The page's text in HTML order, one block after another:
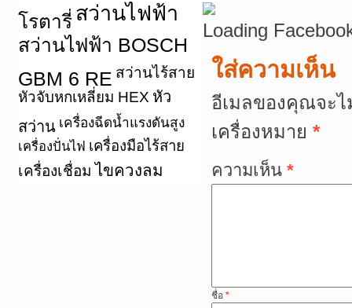
โรตารี่ สว่านไฟฟ้า
สว่านไฟฟ้า BOSCH
GBM 6 RE สว่านไร้สาย
หัวจับหกเหลี่ยม HEX หัว
สว่าน เครื่องฉีดน้ำแรงดันสูง
เครื่องปั่นไฟ เครื่องมือไร้สาย
เครื่องเชื่อม ไขควงลม
Loading
ใส่ความเห็น
อีเมลของคุณจะ
เครื่องหมาย *
ความเห็น *
ชื่อ *